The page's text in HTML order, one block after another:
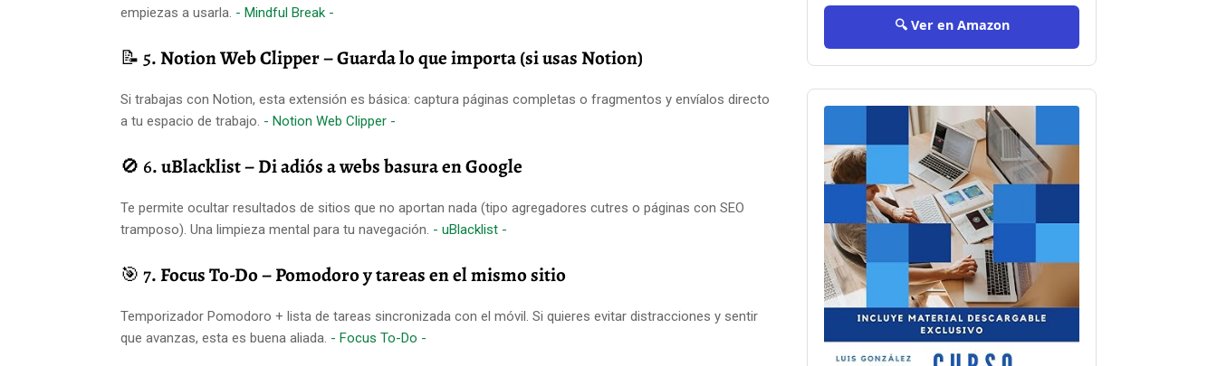
empiezas a usarla. - Mindful Break -
📝 5. Notion Web Clipper – Guarda lo que importa (si usas Notion)
Si trabajas con Notion, esta extensión es básica: captura páginas completas o fragmentos y envíalos directo
a tu espacio de trabajo. - Notion Web Clipper -
🚫 6. uBlacklist – Di adiós a webs basura en Google
Te permite ocultar resultados de sitios que no aportan nada (tipo agregadores cutres o páginas con SEO
tramposo). Una limpieza mental para tu navegación. - uBlacklist -
🎯 7. Focus To-Do – Pomodoro y tareas en el mismo sitio
Temporizador Pomodoro + lista de tareas sincronizada con el móvil. Si quieres evitar distracciones y sentir
que avanzas, esta es buena aliada. - Focus To-Do -
🔍 Ver en Amazon